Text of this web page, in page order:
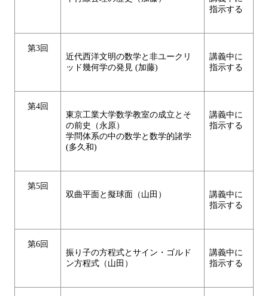
指示する
第3回
近代西洋文明の数学と非ユークリ
ッド幾何学の発見 (加藤)
講義中に
指示する
第4回
東京工業大学数学教室の成立とそ
の前史（永原）
学問体系の中の数学と数学的諸学
(多久和)
講義中に
指示する
第5回
双曲平面と擬球面（山田）
講義中に
指示する
第6回
振り子の方程式とサイン・ゴルド
ン方程式（山田）
講義中に
指示する